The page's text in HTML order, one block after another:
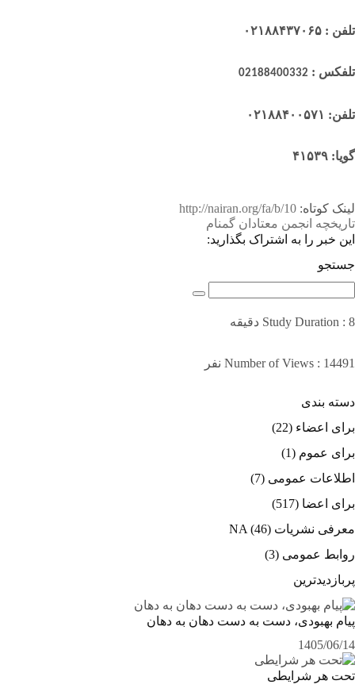
تلفن : ۰۲۱۸۸۴۳۷۰۶۵
تلفکس : 02188400332
تلفن: ۰۲۱۸۸۴۰۰۵۷۱
گویا: ۴۱۵۳۹
لینک کوتاه: http://nairan.org/fa/b/10
تاریخچه انجمن معتادان گمنام
این خبر را به اشتراک بگذارید:
جستجو
Study Duration : 8 دقیقه
Number of Views : 14491 نفر
دسته بندی
برای اعضاء (22)
برای عموم (1)
اطلاعات عمومی (7)
برای اعضا (517)
معرفی نشریات NA (46)
روابط عمومی (3)
پربازدیدترین
پیام بهبودی، دست به دست دهان به دهان
1405/06/14
تحت هر شرایطی